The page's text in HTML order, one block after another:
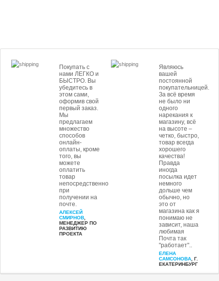
Покупать с
нами ЛЕГКО и
БЫСТРО. Вы
убедитесь в
этом сами,
оформив свой
первый заказ.
Мы
предлагаем
множество
способов
онлайн-
оплаты, кроме
того, вы
можете
оплатить
товар
непосредственно
при
получении на
почте.
АЛЕКСЕЙ
СМИРНОВ
МЕНЕДЖЕР ПО
РАЗВИТИЮ
ПРОЕКТА
Являюсь
вашей
постоянной
покупательницей.
За всё время
не было ни
одного
нарекания к
магазину, всё
на высоте –
четко, быстро,
товар всегда
хорошего
качества!
Правда
иногда
посылка идет
немного
дольше чем
обычно, но
это от
магазина как я
понимаю не
зависит, наша
любимая
Почта так
"работает"..
ЕЛЕНА
САМСОНОВА , Г.
ЕКАТЕРИНБУРГ